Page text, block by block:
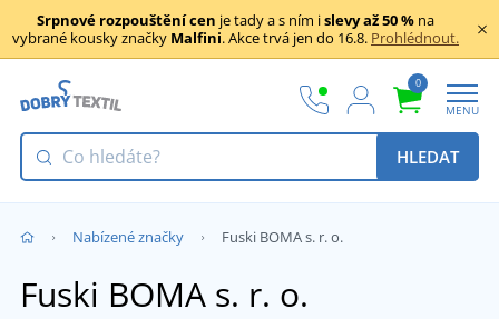
Srpnové rozpouštění cen je tady a s ním islevy až 50 % na
vybrané kousky značky Malfini. Akce trvá jen do 16.8. Prohlédnout.
0
MENU
HLEDAT
Nabízené značky Fuski BOMA s. r. o.
Fuski BOMA s. r. o.